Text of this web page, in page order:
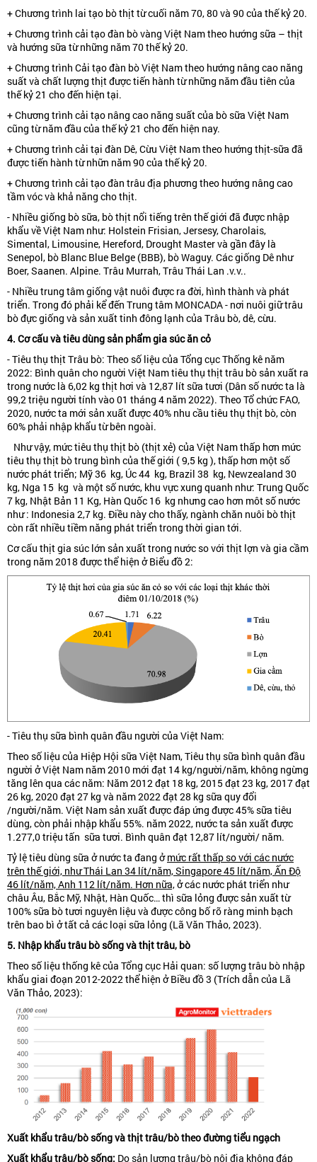
+ Chương trình lai tạo bò thịt từ cuối năm 70, 80 và 90 của thế kỷ 20.
+ Chương trình cải tạo đàn bò vàng Việt Nam theo hướng sữa – thịt
và hướng sữa từ những năm 70 thế kỷ 20.
+ Chương trình Cải tạo đàn bò Việt Nam theo hướng nâng cao năng
suất và chất lượng thịt được tiến hành từ những năm đầu tiên của
thế kỷ 21 cho đến hiện tại.
+ Chương trình cải tạo nâng cao năng suất của bò sữa Việt Nam
cũng từ năm đầu của thế kỷ 21 cho đến hiện nay.
+ Chương trình cải tại đàn Dê, Cừu Việt Nam theo hướng thịt-sữa đã
được tiến hành từ nhữn năm 90 của thế kỷ 20.
+ Chương trình cải tạo đàn trâu địa phương theo hướng nâng cao
tầm vóc và khả năng cho thịt.
- Nhiều giống bò sữa, bò thịt nổi tiếng trên thế giới đã được nhập
khẩu về Việt Nam như: Holstein Frisian, Jersesy, Charolais,
Simental, Limousine, Hereford, Drought Master và gần đây là
Senepol, bò Blanc Blue Belge (BBB), bò Waguy. Các giống Dê như
Boer, Saanen. Alpine. Trâu Murrah, Trâu Thái Lan .v.v..
- Nhiều trung tâm giống vật nuôi được ra đời, hình thành và phát
triển. Trong đó phải kể đến Trung tâm MONCADA - nơi nuôi giữ trâu
bò đực giống và sản xuất tinh đông lạnh của Trâu bò, dê, cừu.
4. Cơ cấu và tiêu dùng sản phẩm gia súc ăn cỏ
- Tiêu thụ thịt Trâu bò: Theo số liệu của Tổng cục Thống kê năm
2022: Bình quân cho người Việt Nam tiêu thụ thịt trâu bò sản xuất ra
trong nước là 6,02 kg thịt hơi và 12,87 lít sữa tươi (Dân số nước ta là
99,2 triệu người tính vào 01 tháng 4 năm 2022). Theo Tổ chức FAO,
2020, nước ta mới sản xuất được 40% nhu cầu tiêu thụ thịt bò, còn
60% phải nhập khẩu từ bên ngoài.
Như vậy, mức tiêu thụ thịt bò (thịt xẻ) của Việt Nam thấp hơn mức
tiêu thụ thịt bò trung bình của thế giới ( 9,5 kg ), thấp hơn một số
nước phát triển; Mỹ 36 kg, Úc 44 kg, Brazil 38 kg, Newzealand 30
kg, Nga 15 kg và một số nước, khu vực xung quanh như: Trung Quốc
7 kg, Nhật Bản 11 Kg, Hàn Quốc 16 kg nhưng cao hơn môt số nước
như : Indonesia 2,7 kg. Điều này cho thấy, ngành chăn nuôi bò thịt
còn rất nhiều tiềm năng phát triển trong thời gian tới.
Cơ cấu thịt gia súc lớn sản xuất trong nước so với thịt lợn và gia cầm
trong năm 2018 được thể hiện ở Biểu đồ 2:
- Tiêu thụ sữa bình quân đầu người của Việt Nam:
Theo số liệu của Hiệp Hội sữa Việt Nam, Tiêu thụ sữa bình quân đầu
người ở Việt Nam năm 2010 mới đạt 14 kg/người/năm, không ngừng
tăng lên qua các năm: Năm 2012 đạt 18 kg, 2015 đạt 23 kg, 2017 đạt
26 kg, 2020 đạt 27 kg và năm 2022 đạt 28 kg sữa quy đổi
/người/năm. Việt Nam sản xuất được đáp ứng được 45% sữa tiêu
dùng, còn phải nhập khẩu 55%. năm 2022, nước ta sản xuất được
1.277,0 triệu tấn sữa tươi. Bình quân đạt 12,87 lít/người/ năm.
Tỷ lệ tiêu dùng sữa ở nước ta đang ởmức rất thấp so với các nước
trên thế giới, như Thái Lan 34 lít/năm, Singapore 45 lít/năm, Ấn Độ
46 lít/năm, Anh 112 lít/năm. Hơn nữa,ở các nước phát triển như
châu Âu, Bắc Mỹ, Nhật, Hàn Quốc… thì sữa lỏng được sản xuất từ
100% sữa bò tươi nguyên liệu và được công bố rõ ràng minh bạch
trên bao bì ở tất cả các loại sữa lỏng (Lã Văn Thảo, 2023).
5. Nhập khẩu trâu bò sống và thịt trâu, bò
Theo số liệu thống kê của Tổng cục Hải quan: số lượng trâu bò nhập
khẩu giai đoạn 2012-2022 thể hiện ở Biều đồ 3 (Trích dẫn của Lã
Văn Thảo, 2023):
Xuất khẩu trâu/bò sống và thịt trâu/bò theo đường tiểu ngạch
Xuất khẩu trâu/bò sống: Do sản lượng trâu/bò nội địa không đáp